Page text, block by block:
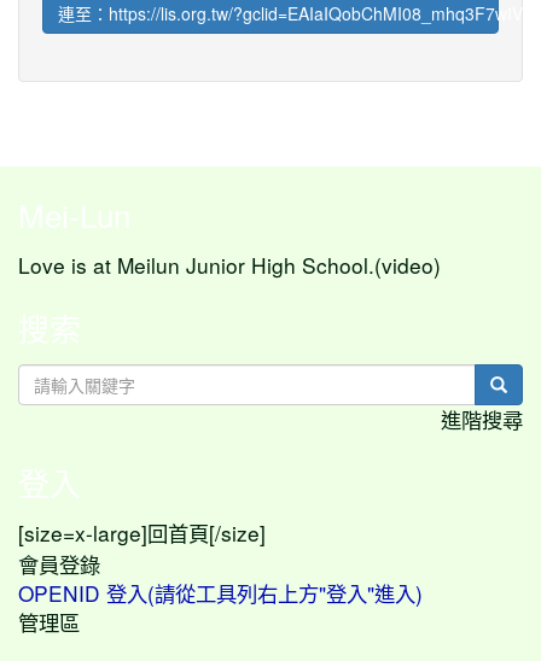
連至：https://lis.org.tw/
Mei-Lun
Love is at Meilun Junior High School.(video)
搜索
進階搜尋
登入
[size=x-large] 回首頁[/size]
會員登錄
OPENID 登入(請從工具列右上方"登入"進入)
管理區